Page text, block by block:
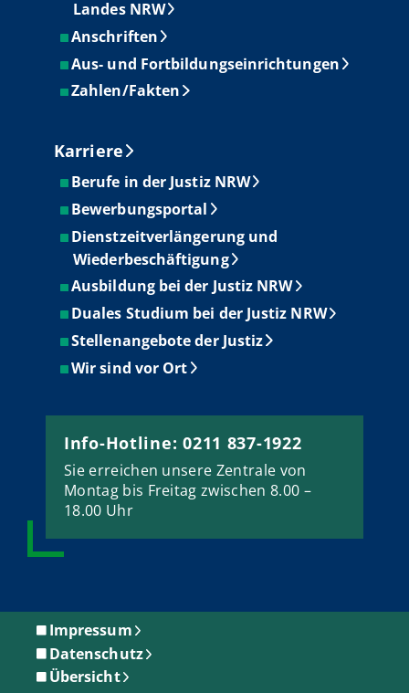
Landes NRW
Anschriften
Aus- und Fortbildungseinrichtungen
Zahlen/Fakten
Karriere
Berufe in der Justiz NRW
Bewerbungsportal
Dienstzeitverlängerung und
Wiederbeschäftigung
Ausbildung bei der Justiz NRW
Duales Studium bei der Justiz NRW
Stellenangebote der Justiz
Wir sind vor Ort
Info-Hotline: 0211 837-1922
Sie erreichen unsere Zentrale von
Montag bis Freitag zwischen 8.00 –
18.00 Uhr
Impressum
Datenschutz
Übersicht